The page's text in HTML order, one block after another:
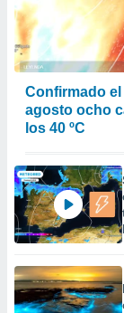
Confirmado
agosto ocho
los 40 ºC